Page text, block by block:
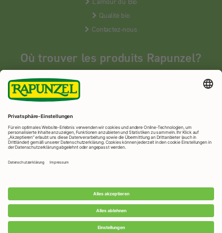
Qualité bio
Contactez-nous
Où trouver les produits Rapunzel?
Les produits Rapunzel sont vendus en France uniquement dans les
MAGASINS BIOS